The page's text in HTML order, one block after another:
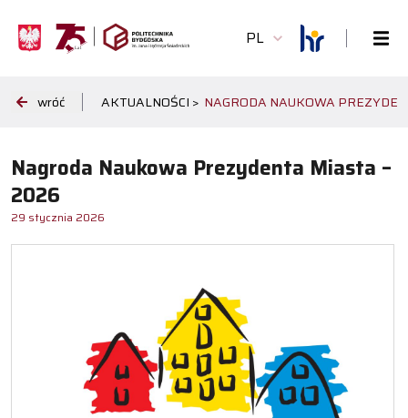
PL
wróć AKTUALNOŚCI > NAGRODA NAUKOWA
Nagroda Naukowa Prezydenta Miasta –
2026
29 stycznia 2026